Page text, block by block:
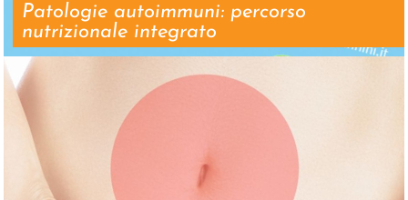
Patologie autoimmuni: percorso
nutrizionale integrato